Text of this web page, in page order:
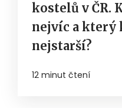
kostelů v ČR.
nejvíc a který
nejstarší?
12 minut čtení